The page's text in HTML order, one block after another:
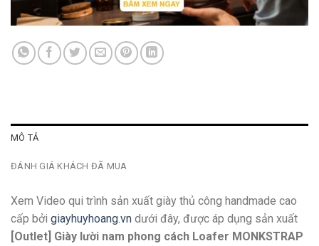
MÔ TẢ
ĐÁNH GIÁ KHÁCH ĐÃ MUA
Xem Video qui trình sản xuất giày thủ công handmade cao
cấp bởi giayhuyhoang.vn dưới đây, được áp dụng sản xuất
[Outlet] Giày lười nam phong cách Loafer MONKSTRAP